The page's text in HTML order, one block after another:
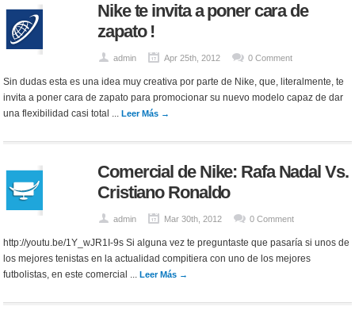
Nike te invita a poner cara de
zapato !
admin Apr 25th, 2012 0 Comment
Sin dudas esta es una idea muy creativa por parte de Nike, que, literalmente, te
invita a poner cara de zapato para promocionar su nuevo modelo capaz de dar
una flexibilidad casi total ...Leer Más →
Comercial de Nike: Rafa Nadal Vs.
Cristiano Ronaldo
admin Mar 30th, 2012 0 Comment
http://youtu.be/1Y_wJR1I-9s Si alguna vez te preguntaste que pasaría si unos de
los mejores tenistas en la actualidad compitiera con uno de los mejores
futbolistas, en este comercial ...Leer Más →